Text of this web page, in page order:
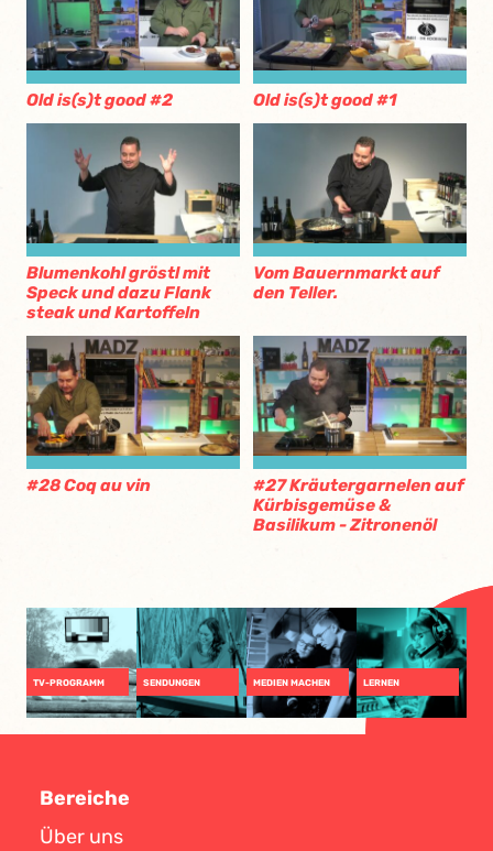
Old is(s)t good #2 Old is(s)t good #1
Blumenkohl gröstl mit
Speck und dazu Flank
steak und Kartoffeln
Vom Bauernmarkt auf
den Teller.
#28 Coq au vin
#27 Kräutergarnelen auf
Kürbisgemüse &
Basilikum - Zitronenöl
TV-PROGRAMM SENDUNGEN MEDIEN MACHEN LERNEN
Bereiche
Über uns